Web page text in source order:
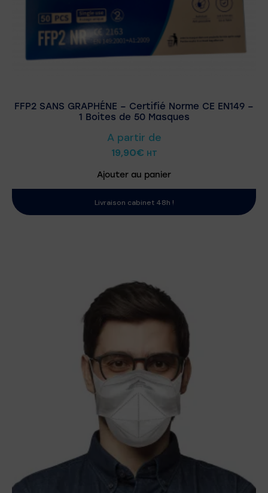
FFP2 SANS GRAPHÉNE – Certifié Norme CE EN149 –
1 Boites de 50 Masques
A partir de
19,90€ HT
Ajouter au panier
Livraison cabinet 48h !